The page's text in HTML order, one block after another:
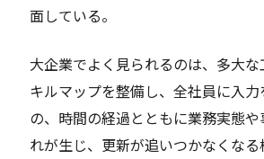
面している。
大企業でよく見られるのは、多大
キルマップを整備し、全社員に入
の、時間の経過とともに業務実態
れが生じ、更新が追いつかなくな